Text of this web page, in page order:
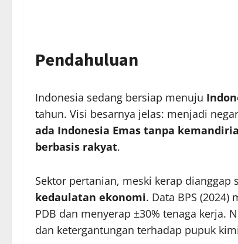
Pendahuluan
Indonesia sedang bersiap menuju
tahun. Visi besarnya jelas: menjadi
ada Indonesia Emas tanpa
berbasis rakyat.
Sektor pertanian, meski kerap
kedaulatan ekonomi. Data BPS
PDB dan menyerap ±30% tenaga kerja.
dan ketergantungan terhadap pupuk